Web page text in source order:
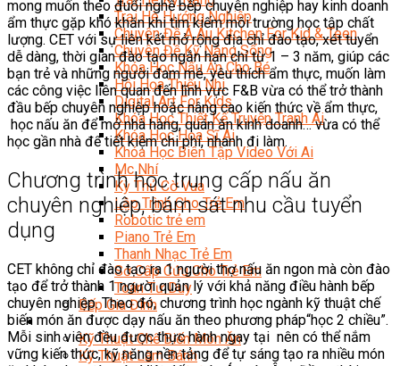
Trại Hè Hướng Nghiệp
Chuyên Đề Á Âu Kitchen For Kid & Teen
Chuyên Đề Kỹ Năng Sống
Khóa Học Nấu Ăn Cho Bé
Hội Họa Thiếu Nhi
Digital Art For Kids
Khóa Học Thiết Kế Truyện Tranh Ai
Khóa Học Họa Sĩ Ai
Khóa Học Biên Tập Video Với Ai
Mc Nhí
Kỳ Thủ Cờ Vua
Lập Trình Cho Trẻ Em
Robotic trẻ em
Piano Trẻ Em
Thanh Nhạc Trẻ Em
Sơ Cấp Cứu Cho Trẻ Em
Toán Tư Duy
Bếp Gia Đình
Trung Cấp CET
Kỹ Thuật Chế Biến Món Ăn
Kỹ Thuật Làm Bánh
mong muốn theo đuổi nghề bếp chuyên nghiệp hay kinh doanh
ẩm thực gặp khó khăn khi tìm kiếm môi trường học tập chất
lượng. CET với sự liên kết mở rộng địa chỉ đào tạo, xét tuyển
dễ dàng, thời gian đào tạo ngắn hạn chỉ từ 1 – 3 năm, giúp các
bạn trẻ và những người đam mê, yêu thích ẩm thực, muốn làm
các công việc liên quan đến lĩnh vực F&B vừa có thể trở thành
đầu bếp chuyên nghiệp hoặc nâng cao kiến thức về ẩm thực,
học nấu ăn để mở nhà hàng, quán ăn kinh doanh… vừa có thể
học gần nhà để tiết kiệm chi phí, nhanh đi làm.
Chương trình học trung cấp nấu ăn
chuyên nghiệp, bám sát nhu cầu tuyển
dụng
CET không chỉ đào tạo ra 1 người thợ nấu ăn ngon mà còn đào
tạo để trở thành 1 người quản lý với khả năng điều hành bếp
chuyên nghiệp. Theo đó, chương trình học ngành kỹ thuật chế
biến món ăn được dạy nấu ăn theo phương pháp“học 2 chiều”.
Mỗi sinh viên đều được thực hành ngay tại nên có thể nắm
vững kiến thức, kỹ năng nền tảng để tự sáng tạo ra nhiều món